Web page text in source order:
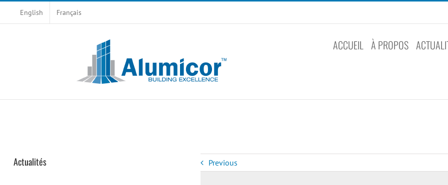
English Français
ACCUEIL À PROPOS
Previous
Actualités